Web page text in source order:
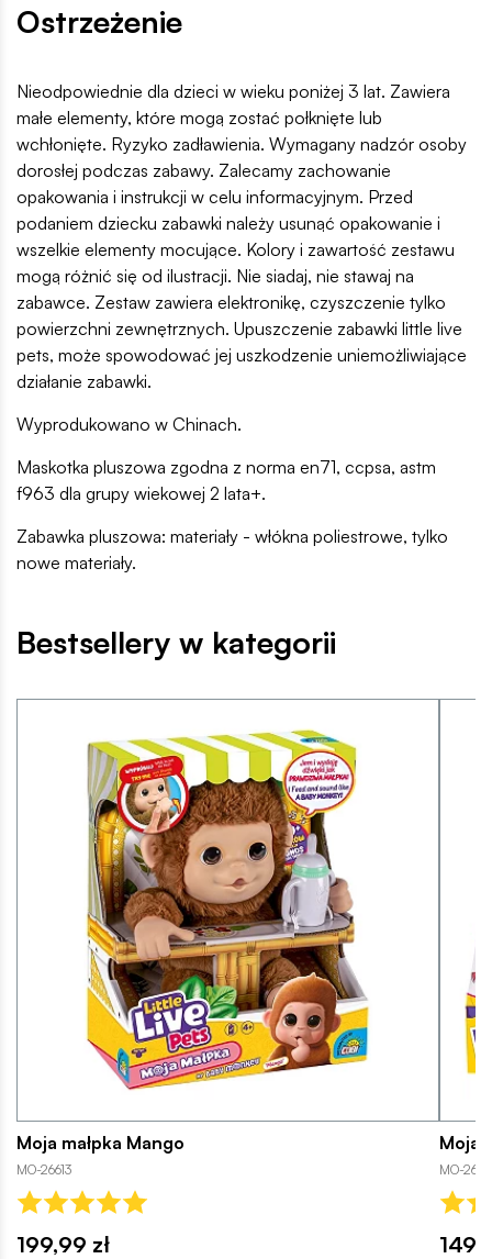
Ostrzeżenie
Nieodpowiednie dla dzieci w wieku poniżej 3 lat. Zawiera
małe elementy, które mogą zostać połknięte lub
wchłonięte. Ryzyko zadławienia. Wymagany nadzór osoby
dorosłej podczas zabawy. Zalecamy zachowanie
opakowania i instrukcji w celu informacyjnym. Przed
podaniem dziecku zabawki należy usunąć opakowanie i
wszelkie elementy mocujące. Kolory i zawartość zestawu
mogą różnić się od ilustracji. Nie siadaj, nie stawaj na
zabawce. Zestaw zawiera elektronikę, czyszczenie tylko
powierzchni zewnętrznych. Upuszczenie zabawki little live
pets, może spowodować jej uszkodzenie uniemożliwiające
działanie zabawki.
Wyprodukowano w Chinach.
Maskotka pluszowa zgodna z norma en71, ccpsa, astm
f963 dla grupy wiekowej 2 lata+.
Zabawka pluszowa: materiały - włókna poliestrowe, tylko
nowe materiały.
Bestsellery w kategorii
Moja małpka Mango
MO-26613
199,99 zł
Moja
MO-